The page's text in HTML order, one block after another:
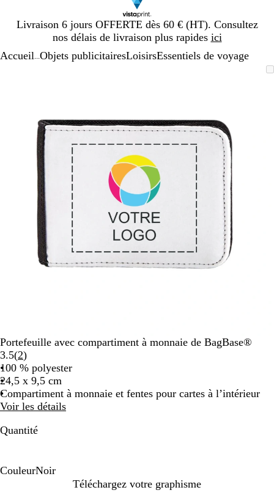
Livraison 6 jours OFFERTE dès 60 € (HT). Consultez
nos délais de livraison plus rapides ici
Diapositive
1
Accueil Objets publicitairesLoisirsEssentiels de voyage
et
moins
pour
zoomer
et
touches
fléchées
pour
faire
Portefeuille avec compartiment à monnaie de BagBase®
3.5(2Lire
les
2
avis
)
100 % polyester
24,5 x 9,5 cm
Compartiment à monnaie et fentes pour cartes à l’intérieur
Voir les détails
Quantité
CouleurNoir
Téléchargez votre graphisme